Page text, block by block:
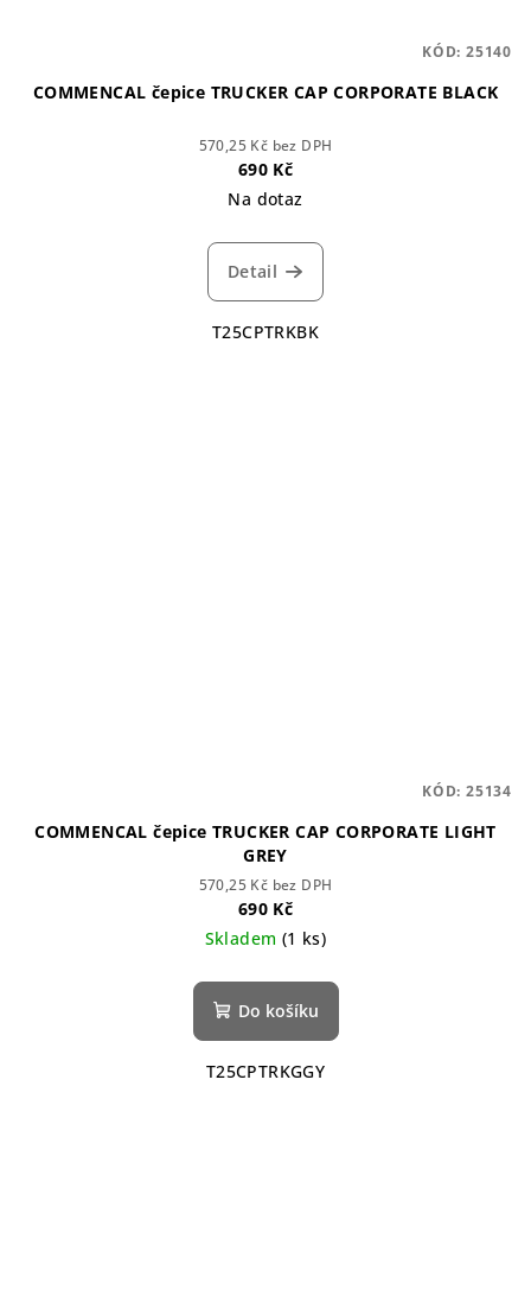
COMMENCAL čepice TRUCKER CAP CORPORATE BLACK
570,25 Kč bez DPH
690 Kč
Na dotaz
Detail
T25CPTRKBK
KÓD: 25140
COMMENCAL čepice TRUCKER CAP CORPORATE LIGHT
GREY
570,25 Kč bez DPH
690 Kč
Skladem (1 ks)
Do košíku
T25CPTRKGGY
KÓD: 25134